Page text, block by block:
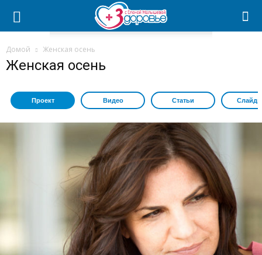
Домой Женская осень
Женская осень
Проект Видео Статьи